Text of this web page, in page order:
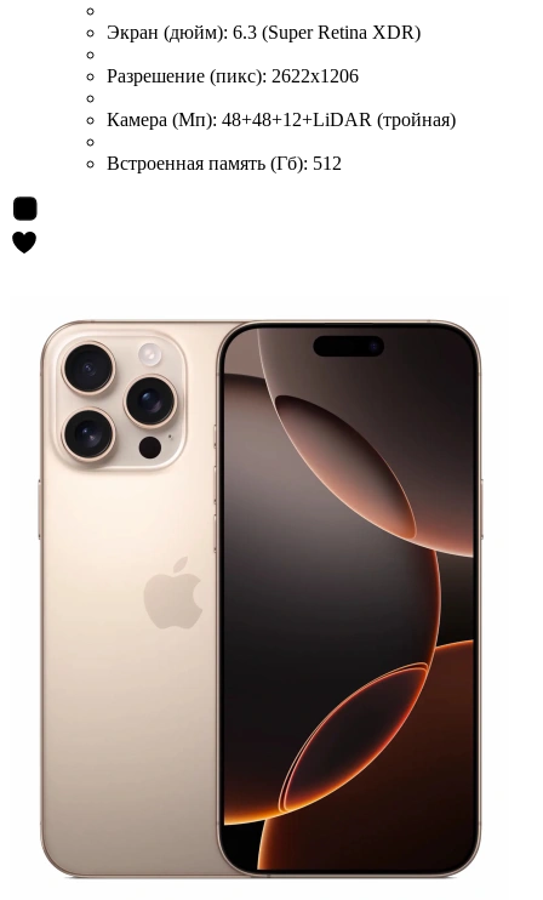
Экран (дюйм): 6.3 (Super Retina XDR)
Разрешение (пикс): 2622x1206
Камера (Мп): 48+48+12+LiDAR (тройная)
Встроенная память (Гб): 512